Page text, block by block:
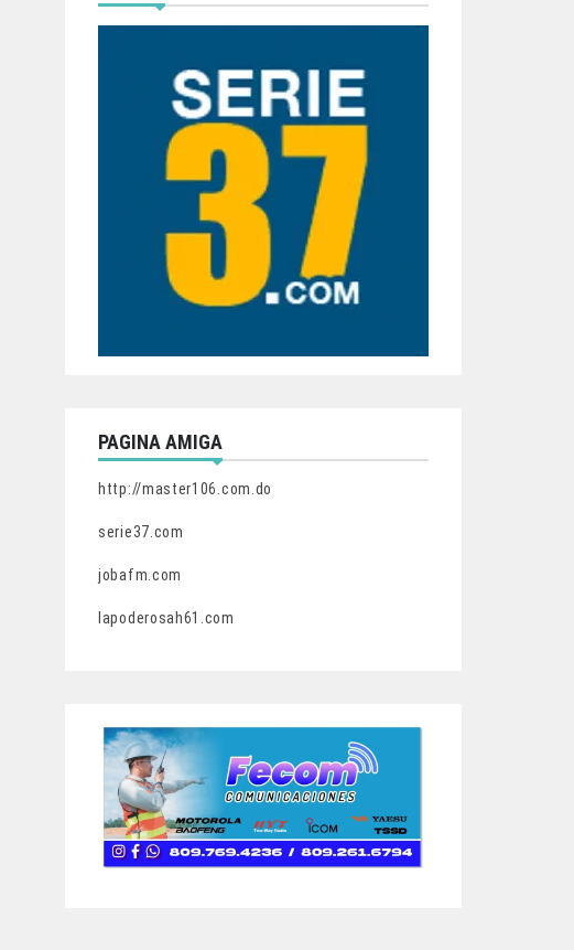
PAGINA AMIGA
http://master106.com.do
serie37.com
jobafm.com
lapoderosah61.com